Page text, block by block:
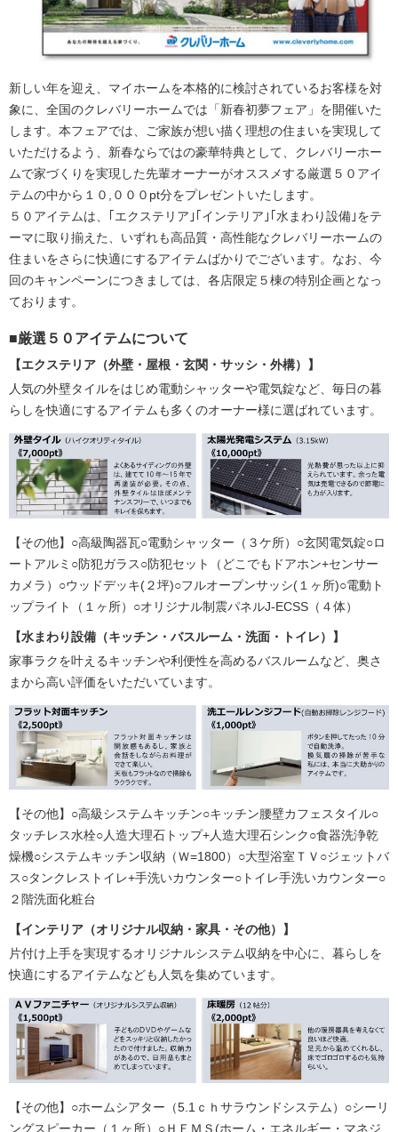
新しい年を迎え、マイホームを本格的に検討されているお客様を対
象に、全国のクレバリーホームでは「新春初夢フェア」を開催いた
します。本フェアでは、ご家族が想い描く理想の住まいを実現して
いただけるよう、新春ならではの豪華特典として、クレバリーホー
ムで家づくりを実現した先輩オーナーがオススメする厳選５０アイ
テムの中から１０,０００pt分をプレゼントいたします。
５０アイテムは、｢エクステリア｣｢インテリア｣｢水まわり設備｣をテ
ーマに取り揃えた、いずれも高品質・高性能なクレバリーホームの
住まいをさらに快適にするアイテムばかりでございます。なお、今
回のキャンペーンにつきましては、各店限定５棟の特別企画となっ
ております。
■厳選５０アイテムについて
【エクステリア（外壁・屋根・玄関・サッシ・外構）】
人気の外壁タイルをはじめ電動シャッターや電気錠など、毎日の暮
らしを快適にするアイテムも多くのオーナー様に選ばれています。
【その他】○高級陶器瓦○電動シャッター（３ケ所）○玄関電気錠○ロ
ートアルミ○防犯ガラス○防犯セット（どこでもドアホン+センサー
カメラ）○ウッドデッキ(２坪)○フルオープンサッシ(１ヶ所)○電動ト
ップライト（１ヶ所）○オリジナル制震パネルJ-ECSS（４体）
【水まわり設備（キッチン・バスルーム・洗面・トイレ）】
家事ラクを叶えるキッチンや利便性を高めるバスルームなど、奥さ
まから高い評価をいただいています。
【その他】○高級システムキッチン○キッチン腰壁カフェスタイル○
タッチレス水栓○人造大理石トップ+人造大理石シンク○食器洗浄乾
燥機○システムキッチン収納（Ｗ=1800）○大型浴室ＴＶ○ジェットバ
ス○タンクレストイレ+手洗いカウンター○トイレ手洗いカウンター○
２階洗面化粧台
【インテリア（オリジナル収納・家具・その他）】
片付け上手を実現するオリジナルシステム収納を中心に、暮らしを
快適にするアイテムなども人気を集めています。
【その他】○ホームシアター（5.1ｃｈサラウンドシステム）○シーリ
ングスピーカー（１ヶ所）○ＨＥＭＳ(ホーム・エネルギー・マネジ